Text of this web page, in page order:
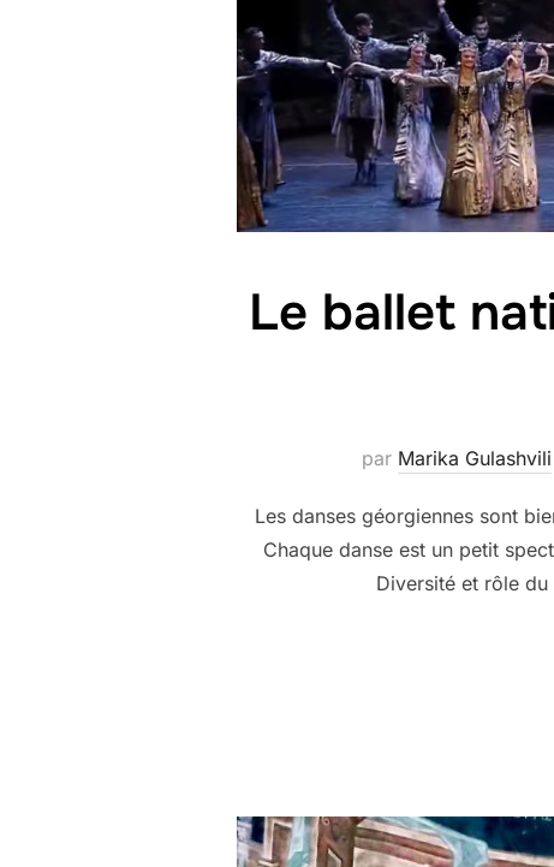
Le ballet
par Marika Gulashvili
Les danses géorgiennes sont
Chaque danse est un petit
Diversité et rôle